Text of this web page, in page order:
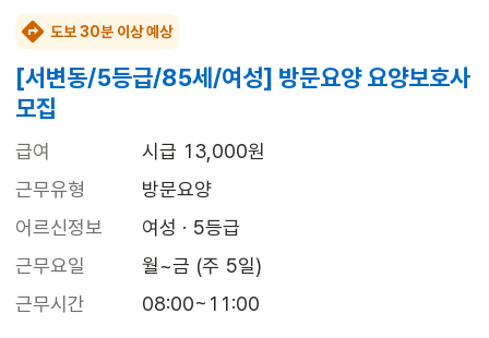
도보 30분 이상 예상
[서변동/5등급/85세/여성] 방문요양 요양보호사
모집
급여
시급 13,000원
근무유형
방문요양
어르신정보
여성 · 5등급
근무요일
월~금 (주 5일)
근무시간
08:00~11:00